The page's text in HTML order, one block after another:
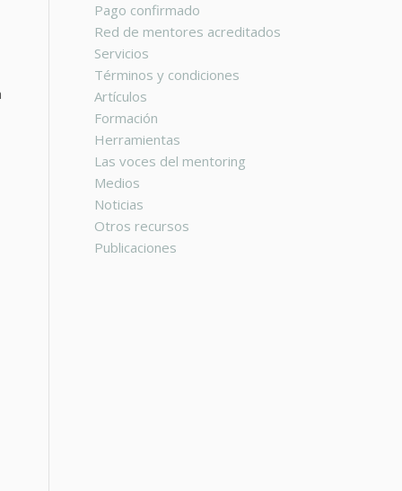
Pago confirmado
Red de mentores acreditados
Servicios
Términos y condiciones
Artículos
Formación
Herramientas
Las voces del mentoring
Medios
Noticias
Otros recursos
Publicaciones